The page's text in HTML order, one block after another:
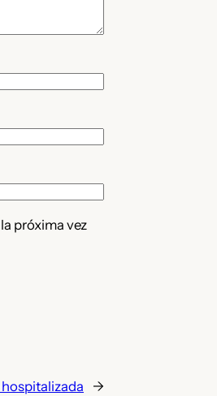
próxima vez
→